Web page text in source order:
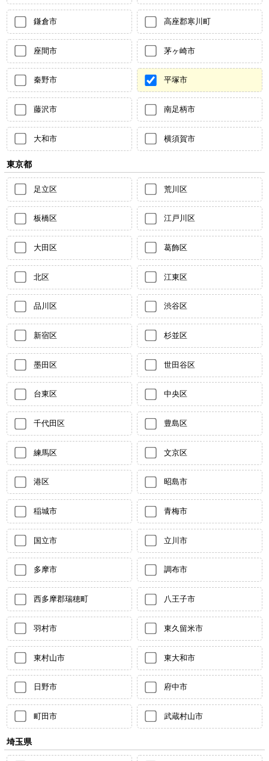
鎌倉市 高座郡寒川町
座間市 茅ヶ崎市
秦野市 平塚市
藤沢市 南足柄市
大和市 横須賀市
東京都
足立区 荒川区
板橋区 江戸川区
大田区 葛飾区
北区 江東区
品川区 渋谷区
新宿区 杉並区
墨田区 世田谷区
台東区 中央区
千代田区 豊島区
練馬区 文京区
港区 昭島市
稲城市 青梅市
国立市 立川市
多摩市 調布市
西多摩郡瑞穂町 八王子市
羽村市 東久留米市
東村山市 東大和市
日野市 府中市
町田市 武蔵村山市
埼玉県